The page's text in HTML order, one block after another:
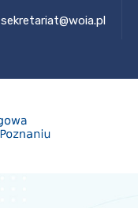
sekretariat@woia.pl